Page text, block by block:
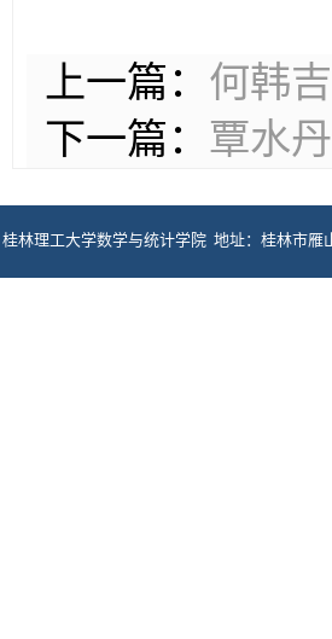
上一篇： 何韩吉
下一篇： 覃水丹
桂林理工大学数学与统计学院 地址：桂